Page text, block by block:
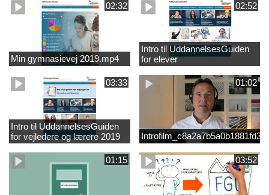
02:32
Min gymnasievej 2019.mp4
02:52
Intro til UddannelsesGuiden
for elever
03:33
Intro til UddannelsesGuiden
for vejledere og lærere 2019
01:02
01:15 03:52